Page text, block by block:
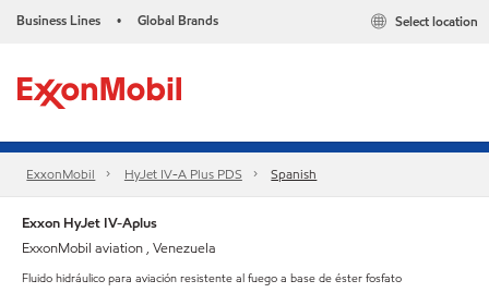
Business Lines • Global Brands Select location
ExxonMobil HyJet IV-A Plus PDS Spanish
Exxon HyJet IV-Aplus
ExxonMobil aviation , Venezuela
Fluido hidráulico para aviación resistente al fuego a base de éster fosfato